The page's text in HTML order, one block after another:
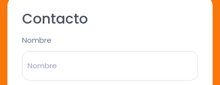
Contacto
Nombre